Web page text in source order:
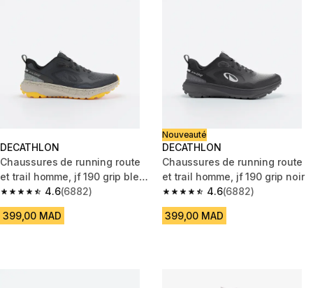
DECATHLON
Chaussures de running route
et trail homme, jf 190 grip bleu
foncé
4.6
4.6 out of 5 stars from 6882 reviews
(6882)
399,00 MAD
Nouveauté
DECATHLON
Chaussures de running route
et trail homme, jf 190 grip noir
4.6
4.6 out of 5 stars from 6882
(6882)
399,00 MAD